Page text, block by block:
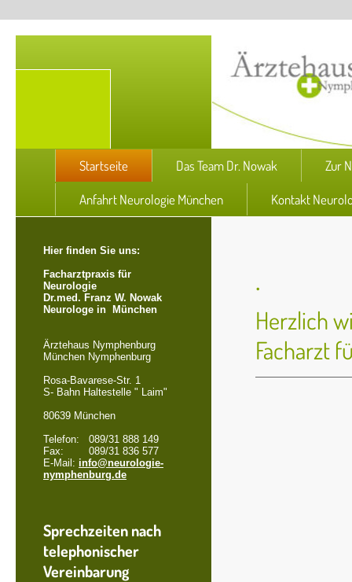
Startseite Das Team Dr. Nowak Zur
Anfahrt Neurologie München Kontakt
Hier finden Sie uns:
Facharztpraxis für
Neurologie
Dr.med. Franz W. Nowak
Neurologe in München
Ärztehaus Nymphenburg
München Nymphenburg
Rosa-Bavarese-Str. 1
S- Bahn Haltestelle " Laim"
80639 München
Telefon: 089/31 888 149
Fax: 089/31 836 577
E-Mail: info@neurologie-
nymphenburg.de
Sprechzeiten nach
telephonischer
Vereinbarung
.
Herzlich
Facharzt